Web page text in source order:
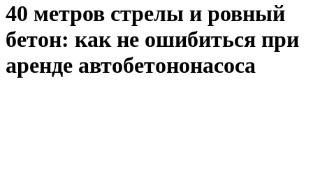
40 метров стрелы и ровный
бетон: как не ошибиться при
аренде автобетононасоса